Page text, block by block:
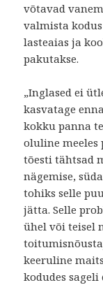
võtavad
valmista
lasteaias ja
pakutakse.
„Inglased ei
kasvatage
kokku panna
oluline meeles
tõesti tähtsad
nägemise,
tohiks selle
jätta. Selle
ühel või teisel
keeruline
kodudes sageli